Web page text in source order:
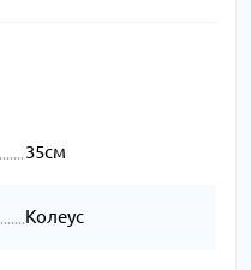
35см
Колеус